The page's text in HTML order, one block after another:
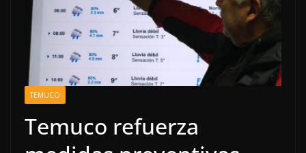
TEMUCO
Temuco refuerza